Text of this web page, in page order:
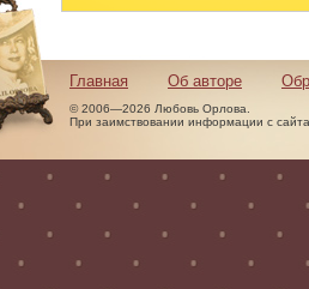
Главная Об авторе
© 2006—2026 Любовь Орлова.
При заимствовании информации с